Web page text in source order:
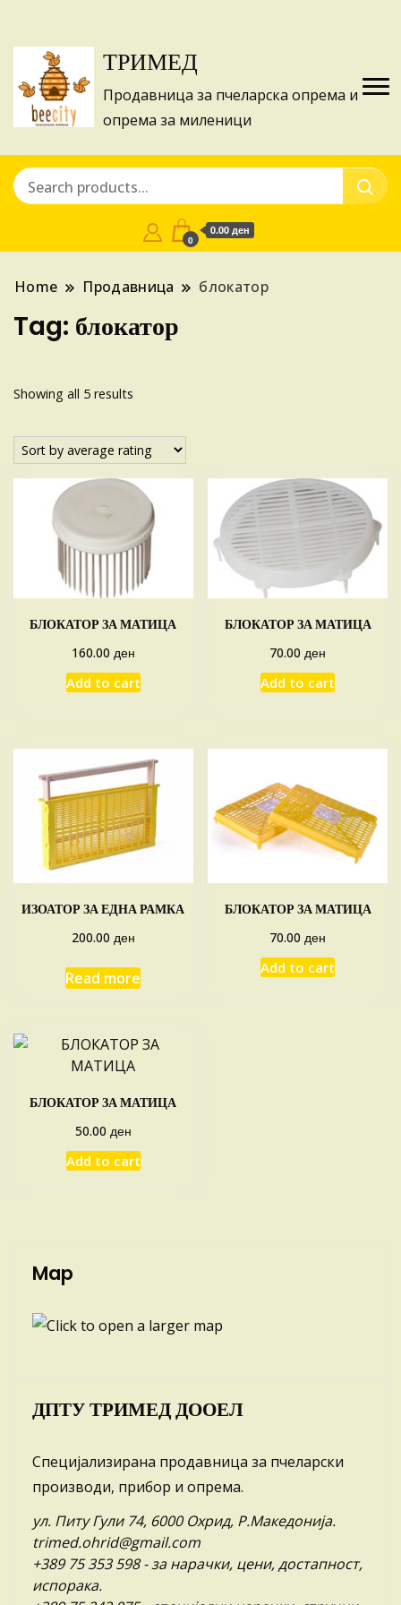
ТРИМЕД
Продавница за пчеларска опрема и
опрема за миленици
0
0.00 ден
Home Продавница блокатор
Tag: блокатор
Showing all 5 results
average
rating
БЛОКАТОР ЗА МАТИЦА
160.00 ден
Add to cart
БЛОКАТОР ЗА МАТИЦА
70.00ден
Add to cart
ИЗОАТОР ЗА ЕДНА РАМКА
200.00 ден
Read more
БЛОКАТОР ЗА МАТИЦА
70.00ден
Add to cart
БЛОКАТОР ЗА МАТИЦА
50.00 ден
Add to cart
Map
ДПТУ ТРИМЕД ДООЕЛ
Специјализирана продавница за пчеларски
производи, прибор и опрема.
ул. Питу Гули 74, 6000 Охрид, Р.Македонија.
trimed.ohrid@gmail.com
+389 75 353 598- за нарачки, цени, достапност,
испорака.